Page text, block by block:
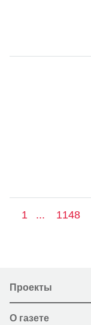
1 ... 1148
Проекты
О газете